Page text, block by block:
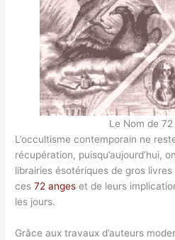
Le Nom de
L’occultisme contemporain ne
récupération, puisqu’aujourd’hui,
librairies ésotériques de gros
ces72 anges et de leurs
les jours.
Grâce aux travaux d’auteurs